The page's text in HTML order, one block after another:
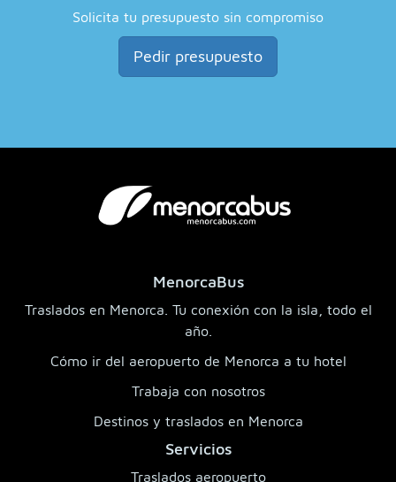
Solicita tu presupuesto sin compromiso
Pedir presupuesto
MenorcaBus
Traslados en Menorca. Tu conexión con la isla, todo el
año.
Cómo ir del aeropuerto de Menorca a tu hotel
Trabaja con nosotros
Destinos y traslados en Menorca
Servicios
Traslados aeropuerto